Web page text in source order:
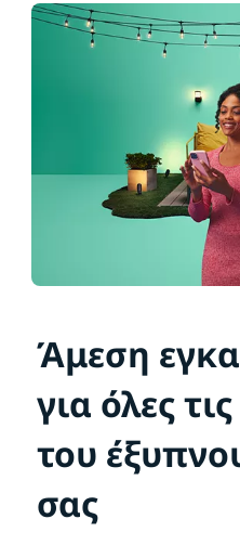
Άμεση
για όλες
του
σας